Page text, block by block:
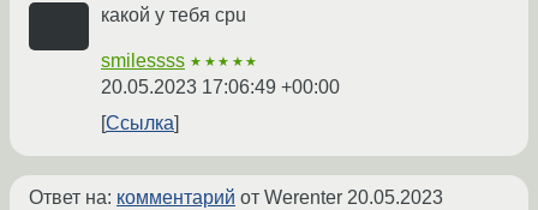
какой у тебя cpu
smilessss ★★★★★
20.05.2023 17:06:49 +00:00
Ссылка
Ответ на: комментарий от Werenter 20.05.2023